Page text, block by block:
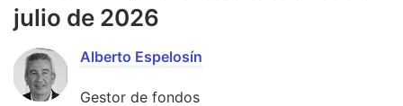
julio de 2026
Alberto Espelosín
Gestor de fondos